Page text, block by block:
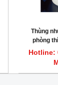
Thùng
phòng
HDPE, có
Hotline: